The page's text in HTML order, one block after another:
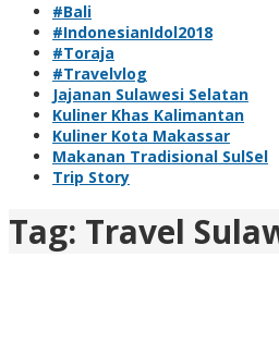
#Bali
#IndonesianIdol2018
#Toraja
#Travelvlog
Jajanan Sulawesi Selatan
Kuliner Khas Kalimantan
Kuliner Kota Makassar
Makanan Tradisional SulSel
Trip Story
Tag: Travel